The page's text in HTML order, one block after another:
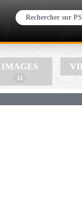
IMAGES
11